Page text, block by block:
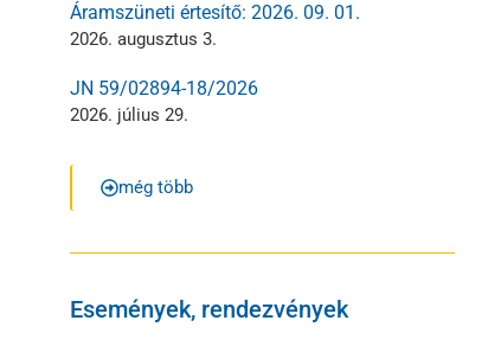
Áramszüneti értesítő: 2026. 09. 01.
2026. augusztus 3.
JN 59/02894-18/2026
2026. július 29.
még több
Események, rendezvények